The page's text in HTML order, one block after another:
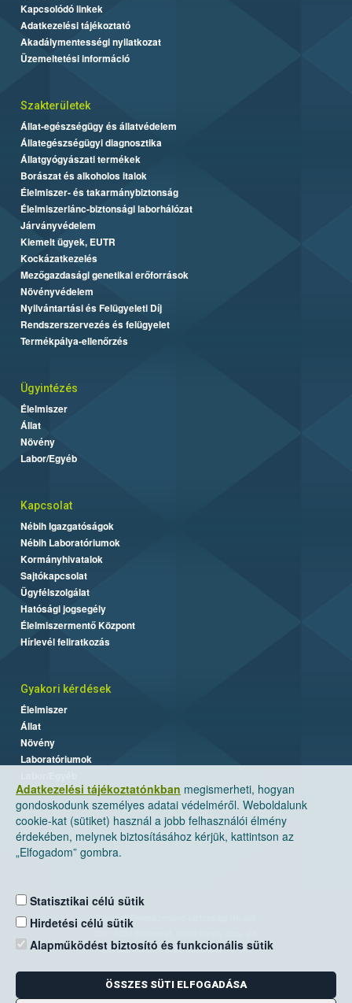
Adatkezelési tájékoztatónkban megismerheti, hogyan
gondoskodunk személyes adatai védelméről. Weboldalunk
cookie-kat (sütiket) használ a jobb felhasználói élmény
érdekében, melynek biztosításához kérjük, kattintson az
„Elfogadom” gombra.
Statisztikai célú sütik
Hirdetési célú sütik
Alapműködést biztosító és funkcionális sütik
ÖSSZES SÜTI ELFOGADÁSA
Kapcsolódó linkek
Adatkezelési tájékoztató
Akadálymentességi nyilatkozat
Üzemeltetési információ
Szakterületek
Állat-egészségügy és állatvédelem
Állategészségügyi diagnosztika
Állatgyógyászati termékek
Borászat és alkoholos italok
Élelmiszer- és takarmánybiztonság
Élelmiszerlánc-biztonsági laborhálózat
Járványvédelem
Kiemelt ügyek, EUTR
Kockázatkezelés
Mezőgazdasági genetikai erőforrások
Növényvédelem
Nyilvántartási és Felügyeleti Díj
Rendszerszervezés és felügyelet
Termékpálya-ellenőrzés
Ügyintézés
Élelmiszer
Állat
Növény
Labor/Egyéb
Kapcsolat
Nébih Igazgatóságok
Nébih Laboratóriumok
Kormányhivatalok
Sajtókapcsolat
Ügyfélszolgálat
Hatósági jogsegély
Élelmiszermentő Központ
Hírlevél feliratkozás
Gyakori kérdések
Élelmiszer
Állat
Növény
Laboratóriumok
Nemzeti Élelmiszerlánc-biztonsági Hivatal
Levelezési cím: 1525 Budapest. Pf. 30.
E-mail:ugyfelszolgalat@nebih.gov.hu